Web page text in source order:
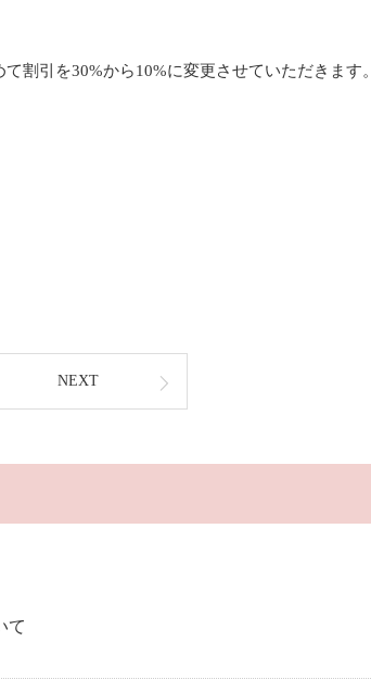
割引を30%から10%に変更させていただきます。
NEXT
て